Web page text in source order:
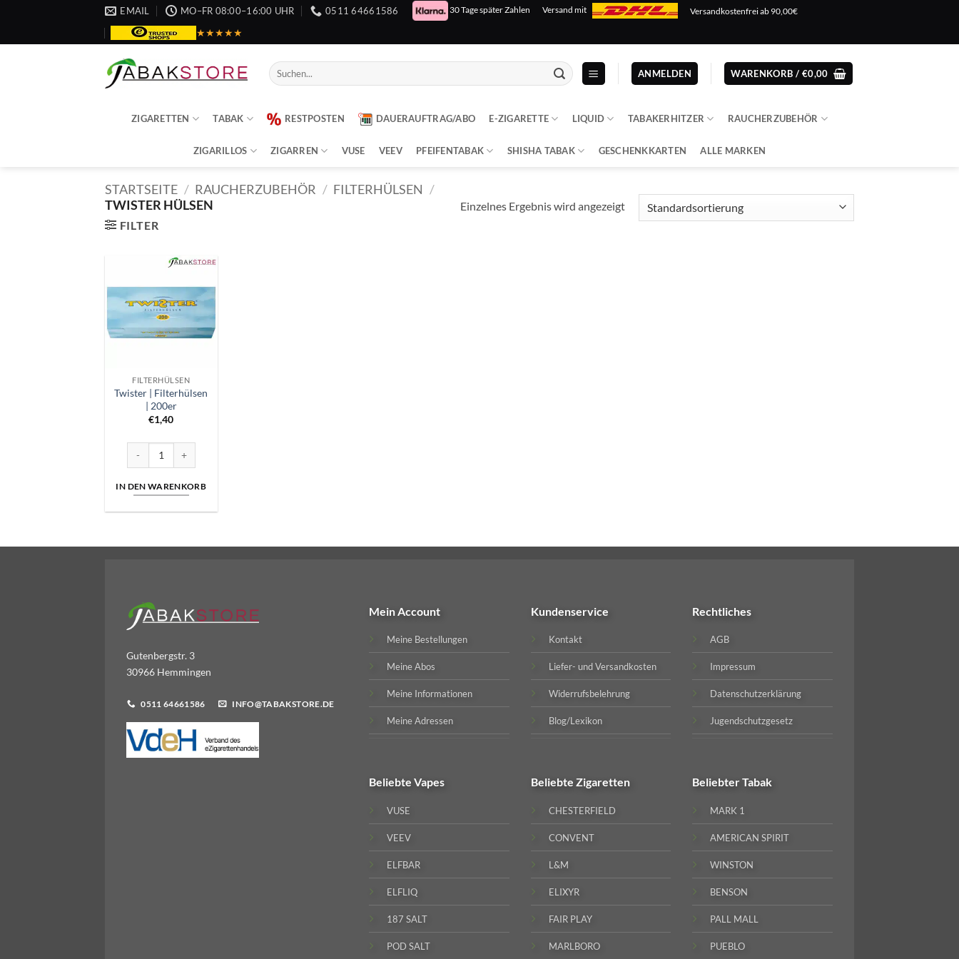
springen
EMAIL MO–FR 08:00–16:00 UHR 0511 64661586 30 Tage später Zahlen Versand mit Versandkostenfrei ab 90,00€
★★★★★
Suche
nach:
ANMELDEN WARENKORB / €0,00
ZIGARETTEN TABAK RESTPOSTEN DAUERAUFTRAG/ABO E-ZIGARETTE LIQUID TABAKERHITZER RAUCHERZUBEHÖR
ZIGARILLOS ZIGARREN VUSE VEEV PFEIFENTABAK SHISHA TABAK GESCHENKKARTEN ALLE MARKEN
STARTSEITE / RAUCHERZUBEHÖR / FILTERHÜLSEN /
TWISTER HÜLSEN
FILTER
Einzelnes Ergebnis wird angezeigt
FILTERHÜLSEN
Twister | Filterhülsen
| 200er
€1,40
IN DEN WARENKORB
Gutenbergstr. 3
30966 Hemmingen
0511 64661586 INFO@TABAKSTORE.DE
Mein Account
Meine Bestellungen
Meine Abos
Meine Informationen
Meine Adressen
Kundenservice
Kontakt
Liefer- und Versandkosten
Widerrufsbelehrung
Blog/Lexikon
Rechtliches
AGB
Impressum
Datenschutzerklärung
Jugendschutzgesetz
BeliebteVapes
VUSE
VEEV
ELFBAR
ELFLIQ
187 SALT
POD SALT
Beliebte Zigaretten
CHESTERFIELD
CONVENT
L&M
ELIXYR
FAIR PLAY
MARLBORO
BeliebterTabak
MARK 1
AMERICAN SPIRIT
WINSTON
BENSON
PALL MALL
PUEBLO